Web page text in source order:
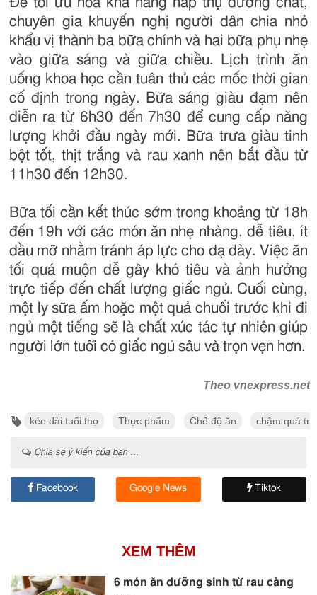
chuyên gia khuyến nghị người dân chia nhỏ
khẩu vị thành ba bữa chính và hai bữa phụ nhẹ
vào giữa sáng và giữa chiều. Lịch trình ăn
uống khoa học cần tuân thủ các mốc thời gian
cố định trong ngày. Bữa sáng giàu đạm nên
diễn ra từ 6h30 đến 7h30 để cung cấp năng
lượng khởi đầu ngày mới. Bữa trưa giàu tinh
bột tốt, thịt trắng và rau xanh nên bắt đầu từ
11h30 đến 12h30.
Bữa tối cần kết thúc sớm trong khoảng từ 18h
đến 19h với các món ăn nhẹ nhàng, dễ tiêu, ít
dầu mỡ nhằm tránh áp lực cho dạ dày. Việc ăn
tối quá muộn dễ gây khó tiêu và ảnh hưởng
trực tiếp đến chất lượng giấc ngủ. Cuối cùng,
một ly sữa ấm hoặc một quả chuối trước khi đi
ngủ một tiếng sẽ là chất xúc tác tự nhiên giúp
người lớn tuổi có giấc ngủ sâu và trọn vẹn hơn.
Theo vnexpress.net
kéo dài tuổi thọ Thực phẩm Chế độ ăn chậm quá
Chia sẻ ý kiến của bạn ...
Facebook Google News Tiktok
XEM THÊM
6 món ăn dưỡng sinh từ rau càng